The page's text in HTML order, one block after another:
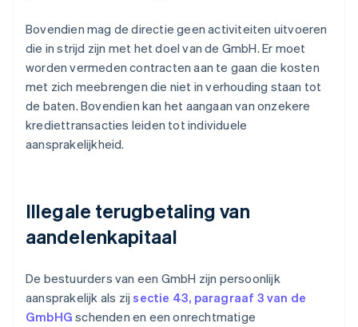
Bovendien mag de directie geen activiteiten uitvoeren
die in strijd zijn met het doel van de GmbH. Er moet
worden vermeden contracten aan te gaan die kosten
met zich meebrengen die niet in verhouding staan tot
de baten. Bovendien kan het aangaan van onzekere
krediettransacties leiden tot individuele
aansprakelijkheid.
Illegale terugbetaling van
aandelenkapitaal
De bestuurders van een GmbH zijn persoonlijk
aansprakelijk als zijsectie 43, paragraaf 3 van de
GmbHG schenden en een onrechtmatige